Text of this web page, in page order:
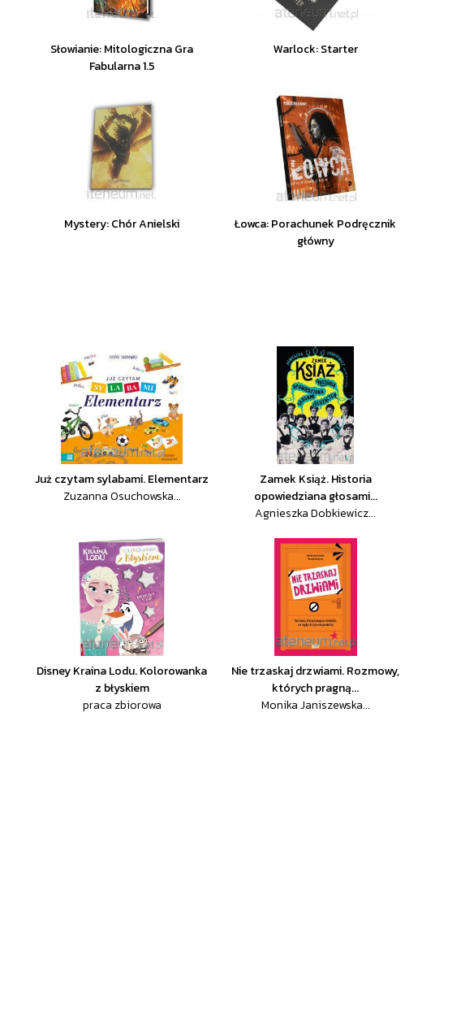
Słowianie: Mitologiczna Gra
Fabularna 1.5
Warlock: Starter
Mystery: Chór Anielski
Łowca: Porachunek Podręcznik
główny
Już czytam sylabami. Elementarz
Zuzanna Osuchowska...
Zamek Książ. Historia
opowiedziana głosami...
Agnieszka Dobkiewicz...
Disney Kraina Lodu. Kolorowanka
z błyskiem
praca zbiorowa
Nie trzaskaj drzwiami. Rozmowy,
których pragną...
Monika Janiszewska...